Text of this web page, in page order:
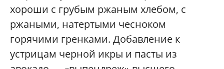
хороши с грубым ржаным хлебом, с
ржаными, натертыми чесноком
горячими гренками. Добавление к
устрицам черной икры и пасты из